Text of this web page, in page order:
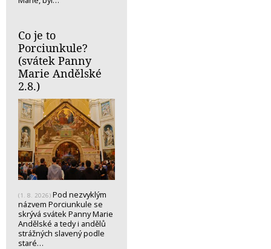
Co je to
Porciunkule?
(svátek Panny
Marie Andělské
2.8.)
(1. 8. 2026) Pod nezvyklým
názvem Porciunkule se
skrývá svátek Panny Marie
Andělské a tedy i andělů
strážných slavený podle
staré…